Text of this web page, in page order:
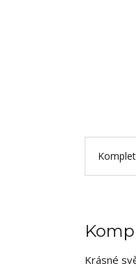
Krásné